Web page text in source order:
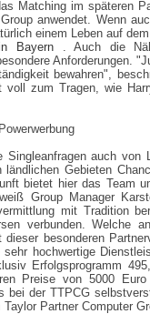
Matching im späteren
anwendet. Wenn
einem Leben auf
Bayern. Auch die
Anforderungen.
bewahren",
zum Tragen, wie
auch von
Gebieten
bietet hier das Team
Group Manager
mit Tradition
verbunden. Welche
besonderen
hochwertige
Erfolgsprogramm
Preise von 5000
der TTPCG
Partner Computer